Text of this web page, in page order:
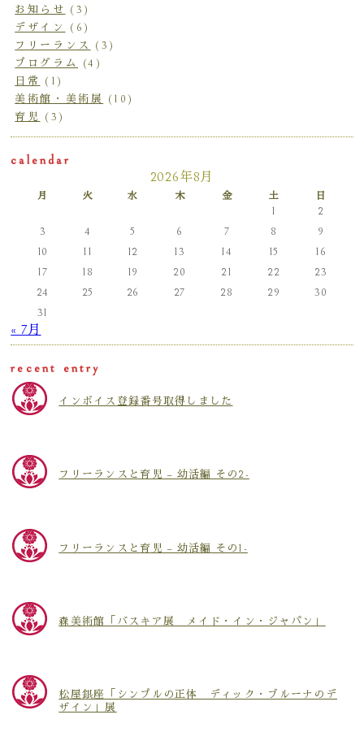
お知らせ (3)
デザイン
(6)
フリーランス
(3)
プログラム
(4)
日常 (1)
美術館・美術展
(10)
育児
(3)
calendar
2026年8月
月 火 水 木 金 土 日
1
2
3
4 5 6 7 8
9
10
11 12 13 14 15
16
17
18 19 20 21 22
23
24
25 26 27 28 29
30
31
« 7月
recent entry
インボイス登録番号取得しました
フリーランスと育児 – 幼活編 その2-
フリーランスと育児 – 幼活編 その1-
森美術館「バスキア展 メイド・イン・ジャパン」
松屋銀座「シンプルの正体 ディック・ブルーナのデ
ザイン」展